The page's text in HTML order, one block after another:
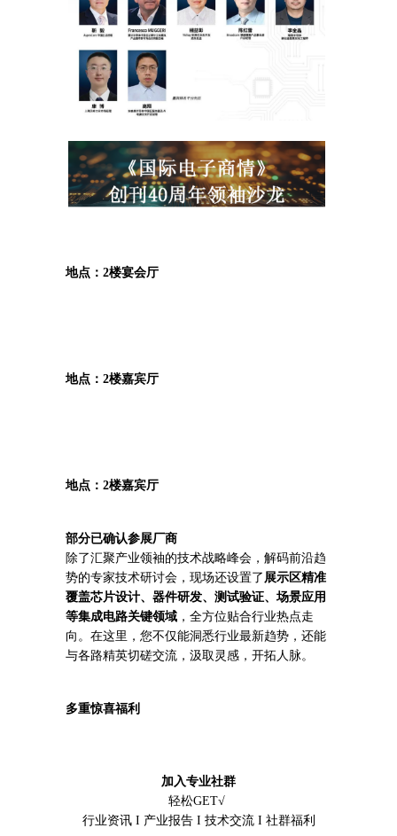
地点：2楼宴会厅
地点：2楼嘉宾厅
地点：2楼嘉宾厅
部分已确认参展厂商
除了汇聚产业领袖的技术战略峰会，解码前沿趋
势的专家技术研讨会，现场还设置了 展示区精准
覆盖芯片设计、器件研发、测试验证、场景应用
等集成电路关键领域 ，全方位贴合行业热点走
向。在这里，您不仅能洞悉行业最新趋势，还能
与各路精英切磋交流，汲取灵感，开拓人脉。
多重惊喜福利
加入专业社群
轻松GET√
行业资讯 I 产业报告 I 技术交流 I 社群福利